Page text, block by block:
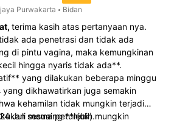
Purwakarta
Bidan
terima kasih atas pertanyaan nya.
ada penetrasi dan tidak ada
di pintu vagina, maka kemungkinan
hingga nyaris tidak ada**.
yang dilakukan beberapa minggu
dikhawatirkan juga semakin
kehamilan tidak mungkin terjadi
sesuai petunjuk).
Juli memang **lebih mungkin